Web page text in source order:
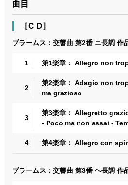
曲目
［C D］
ブラームス：交響曲 第2番 ニ長調 作
1 第1楽章： Allegro non
2
第2楽章： Adagio non
ma grazioso
3
第3楽章： Allegretto
- Poco ma non assai -
4 第4楽章： Allegro con
ブラームス：交響曲 第3番 ヘ長調 作